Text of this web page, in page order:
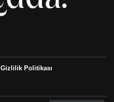
Gizlilik Politikası